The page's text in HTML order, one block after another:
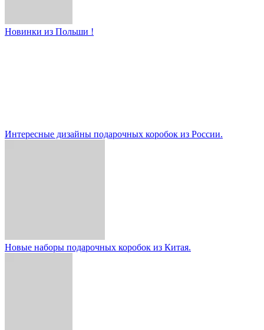
Новинки из Польши !
Интересные дизайны подарочных коробок из России.
Новые наборы подарочных коробок из Китая.